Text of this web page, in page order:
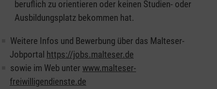
beruflich zu orientieren oder keinen Studien- oder
Ausbildungsplatz bekommen hat.
Weitere Infos und Bewerbung über das Malteser-
Jobportal https://jobs.malteser.de
sowie im Web unter www.malteser-
freiwilligendienste.de